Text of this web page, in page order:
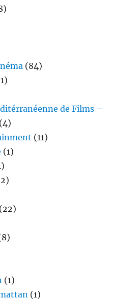
(84)
de Films –
(4)
(11)
(1)
(22)
(1)
(1)